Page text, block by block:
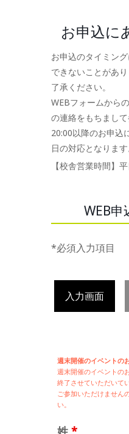
お申込に
お申込のタイミン
できないことがあ
了承ください。
WEBフォームから
の連絡をもちまして
20:00以降のお申込
日の対応となります
【校舎営業時間】平
WEB
*必須入力項目
入力画面
週末開催のイベントの
週末開催のイベントの
終了させていただいて
ご参加いただけません
い。
姓 *